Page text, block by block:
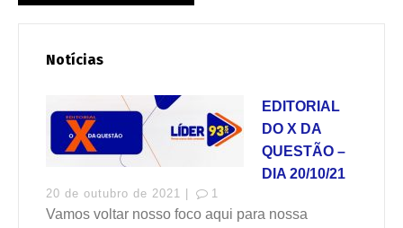
Notícias
EDITORIAL
DO X DA
QUESTÃO –
DIA 20/10/21
20 de outubro de 2021 | 1
Vamos voltar nosso foco aqui para nossa